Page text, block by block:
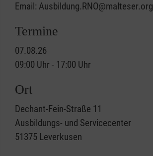
Email: Ausbildung.RNO@malteser.org
Termine
07.08.26
09:00 Uhr - 17:00 Uhr
Ort
Dechant-Fein-Straße 11
Ausbildungs- und Servicecenter
51375 Leverkusen